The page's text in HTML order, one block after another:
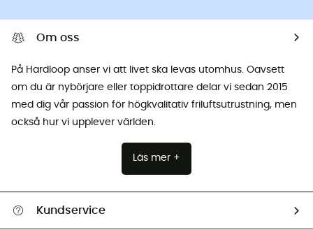
Om oss
På Hardloop anser vi att livet ska levas utomhus. Oavsett
om du är nybörjare eller toppidrottare delar vi sedan 2015
med dig vår passion för högkvalitativ friluftsutrustning, men
också hur vi upplever världen.
Läs mer +
Kundservice